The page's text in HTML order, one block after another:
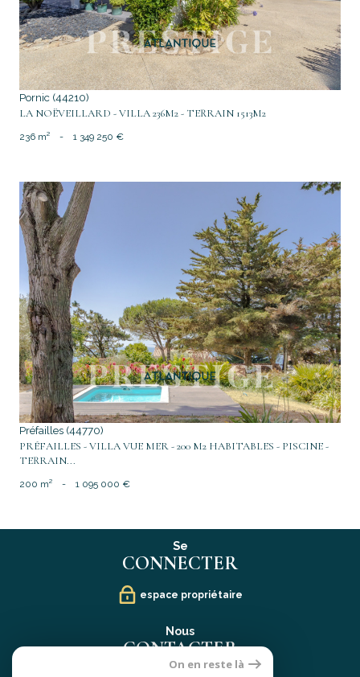
Pornic (44210)
LA NOËVEILLARD - VILLA 236M2 - TERRAIN 1513M2
236 m² - 1 349 250 €
voir le bien
Préfailles (44770)
PRÉFAILLES - VILLA VUE MER - 200 M2 HABITABLES - PISCINE -
TERRAIN...
200 m² - 1 095 000 €
Se
CONNECTER
espace propriétaire
Nous
CONTACTER
On en reste là